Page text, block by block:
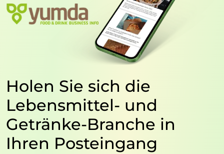
Holen Sie sich die
Lebensmittel- und
Getränke-Branche in
Ihren Posteingang